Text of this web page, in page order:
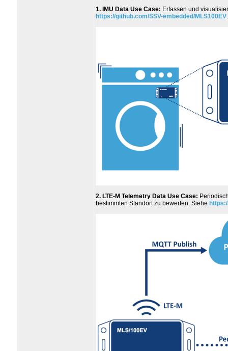
1. IMU Data Use Case: Erfassen und
https://github.com/SSV-embedded/MLS100EV.
2. LTE-M Telemetry Data Use Case:
bestimmten Standort zu bewerten. Siehe